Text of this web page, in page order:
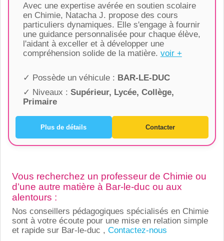
Avec une expertise avérée en soutien scolaire
en Chimie, Natacha J. propose des cours
particuliers dynamiques. Elle s'engage à fournir
une guidance personnalisée pour chaque élève,
l'aidant à exceller et à développer une
compréhension solide de la matière. voir +
✓ Possède un véhicule : BAR-LE-DUC
✓ Niveaux : Supérieur, Lycée, Collège,
Primaire
Plus de détails Contacter
Vous recherchez un professeur de Chimie ou
d’une autre matière à Bar-le-duc ou aux
alentours :
Nos conseillers pédagogiques spécialisés en Chimie
sont à votre écoute pour une mise en relation simple
et rapide sur Bar-le-duc , Contactez-nous